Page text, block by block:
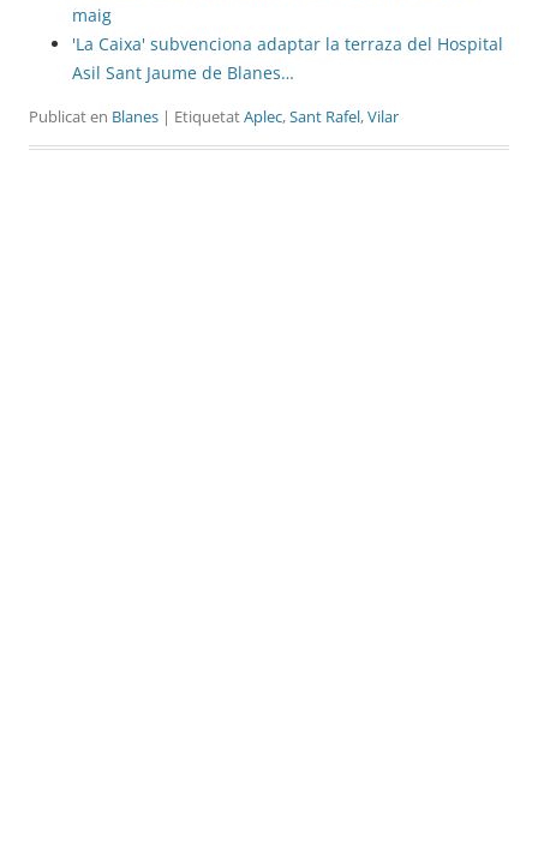
maig
'La Caixa' subvenciona adaptar la terraza del Hospital
Asil Sant Jaume de Blanes…
Publicat en Blanes | EtiquetatAplec,Sant Rafel,Vilar